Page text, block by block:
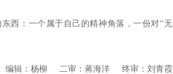
西：一个属于自己的精神角落，一份对“无
编辑：杨柳 二审：蒋海洋 终审：刘青霞